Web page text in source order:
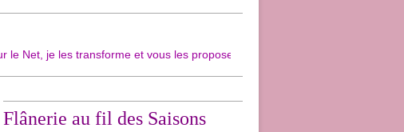
je les transforme et vous les propose en cartonnettes pour mon plaisir et
Flânerie au fil des Saisons